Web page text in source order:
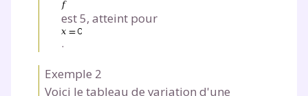
est 5, atteint pour
.
Exemple 2
Voici le tableau de variation d'une